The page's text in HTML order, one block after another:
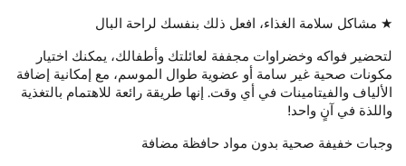
★ مشاكل سلامة الغذاء، افعل ذلك بنفسك لراحة البال
لتحضير فواكه وخضراوات مجففة لعائلتك وأطفالك، يمكنك اختيار
مكونات صحية غير سامة أو عضوية طوال الموسم، مع إمكانية إضافة
الألياف والفيتامينات في أي وقت. إنها طريقة رائعة للاهتمام بالتغذية
واللذة في آنٍ واحد!
وجبات خفيفة صحية بدون مواد حافظة مضافة